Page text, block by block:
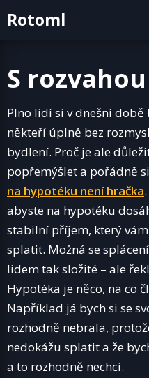
toRotoml
S rozvahou
Plno lidí si v dnešní
někteří úplně bez
bydlení. Proč je ale
popřemýšlet a pořádně
na hypotéku není hračka
abyste na hypotéku
stabilní příjem, který
splatit. Možná se
lidem tak složité – ale
Hypotéka je něco, na co
Například já bych si se
rozhodně nebrala,
nedokážu splatit a že
a to rozhodně nechci.